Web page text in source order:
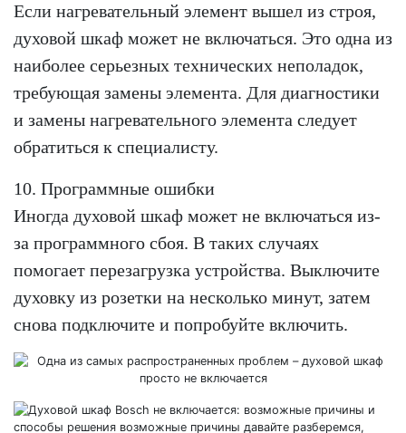
Если нагревательный элемент вышел из строя,
духовой шкаф может не включаться. Это одна из
наиболее серьезных технических неполадок,
требующая замены элемента. Для диагностики
и замены нагревательного элемента следует
обратиться к специалисту.
10. Программные ошибки
Иногда духовой шкаф может не включаться из-
за программного сбоя. В таких случаях
помогает перезагрузка устройства. Выключите
духовку из розетки на несколько минут, затем
снова подключите и попробуйте включить.